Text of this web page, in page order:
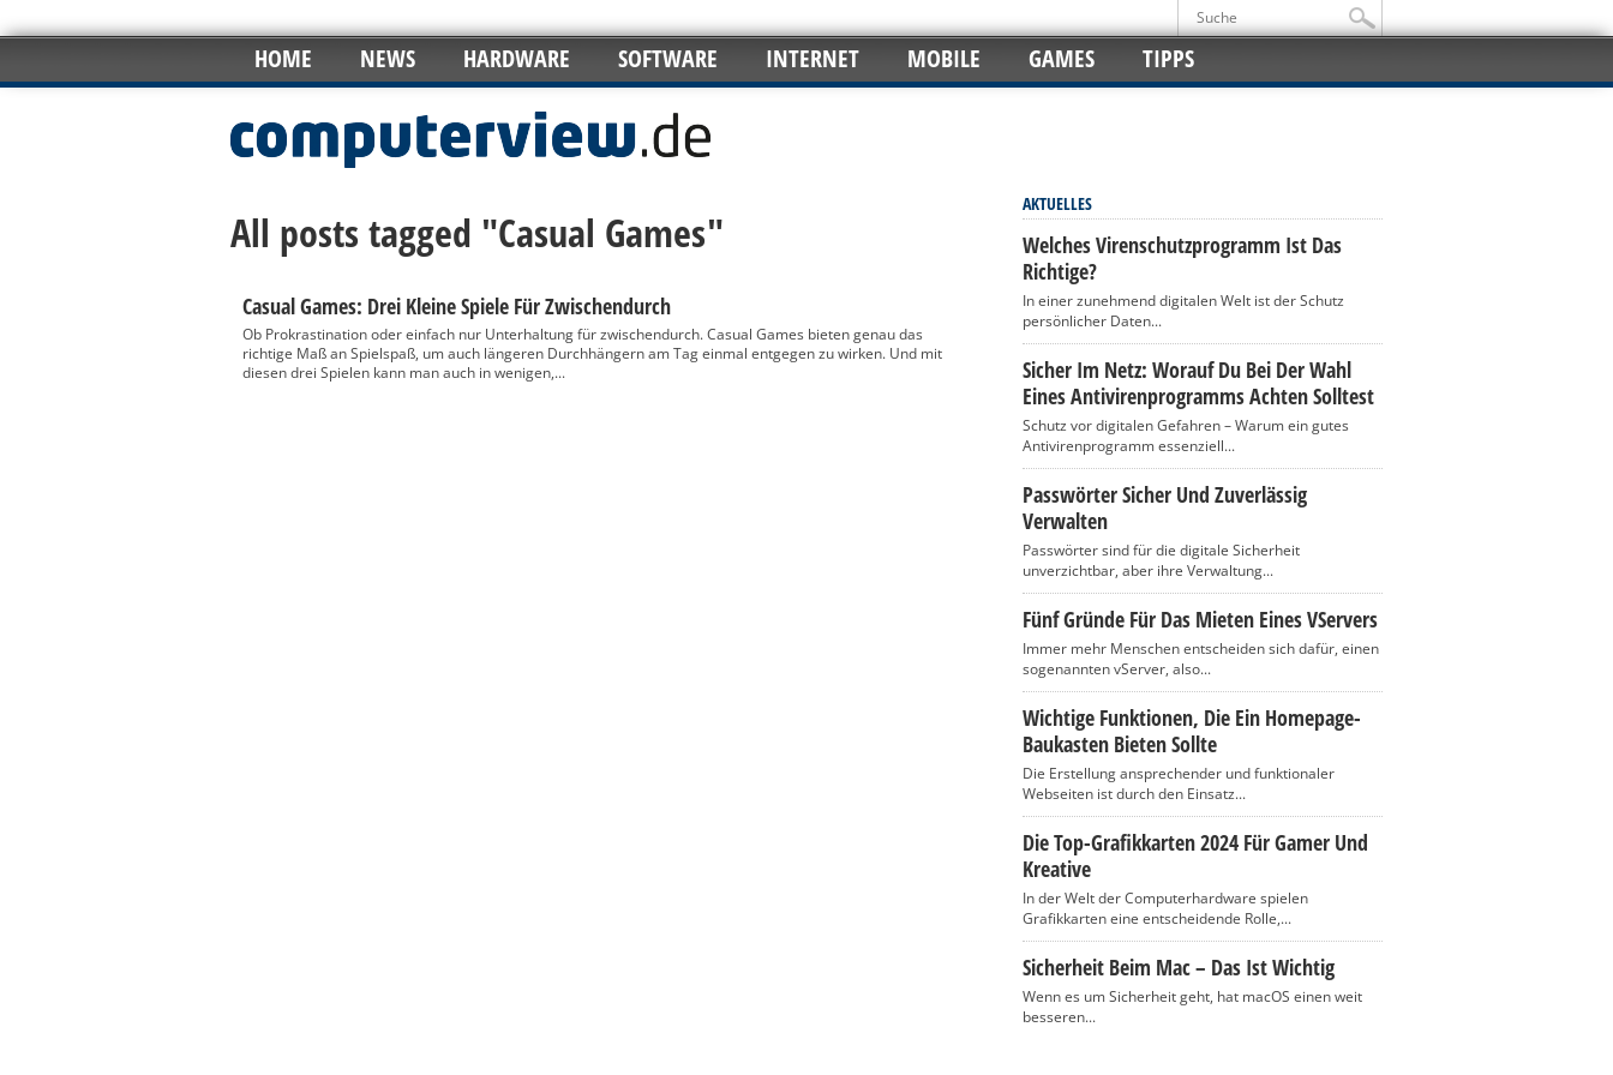
HOME NEWS HARDWARE SOFTWARE INTERNET MOBILE GAMES TIPPS
All posts tagged "Casual Games"
Casual Games: Drei Kleine Spiele Für Zwischendurch
Ob Prokrastination oder einfach nur Unterhaltung für zwischendurch. Casual Games bieten genau das
richtige Maß an Spielspaß, um auch längeren Durchhängern am Tag einmal entgegen zu wirken. Und mit
diesen drei Spielen kann man auch in wenigen,...
AKTUELLES
Welches Virenschutzprogramm Ist Das
Richtige?
In einer zunehmend digitalen Welt ist der Schutz
persönlicher Daten...
Sicher Im Netz: Worauf Du Bei Der Wahl
Eines Antivirenprogramms Achten Solltest
Schutz vor digitalen Gefahren – Warum ein gutes
Antivirenprogramm essenziell...
Passwörter Sicher Und Zuverlässig
Verwalten
Passwörter sind für die digitale Sicherheit
unverzichtbar, aber ihre Verwaltung...
Fünf Gründe Für Das Mieten Eines VServers
Immer mehr Menschen entscheiden sich dafür, einen
sogenannten vServer, also...
Wichtige Funktionen, Die Ein Homepage-
Baukasten Bieten Sollte
Die Erstellung ansprechender und funktionaler
Webseiten ist durch den Einsatz...
Die Top-Grafikkarten 2024 Für Gamer Und
Kreative
In der Welt der Computerhardware spielen
Grafikkarten eine entscheidende Rolle,...
Sicherheit Beim Mac – Das Ist Wichtig
Wenn es um Sicherheit geht, hat macOS einen weit
besseren...